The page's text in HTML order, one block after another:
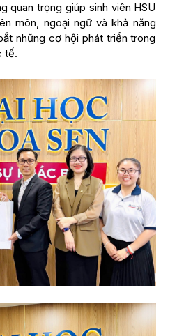
quan trọng giúp sinh viên HSU
môn, ngoại ngữ và khả năng
những cơ hội phát triển trong
tế.